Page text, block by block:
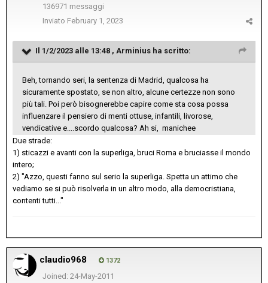
136971 messaggi
Inviato February 1, 2023
Il 1/2/2023 alle 13:48 , Arminius ha scritto:
Beh, tornando seri, la sentenza di Madrid, qualcosa ha
sicuramente spostato, se non altro, alcune certezze non sono
più tali. Poi però bisognerebbe capire come sta cosa possa
influenzare il pensiero di menti ottuse, infantili, livorose,
vendicative e....scordo qualcosa? Ah si, manichee
Due strade:
1) sticazzi e avanti con la superliga, bruci Roma e bruciasse il mondo
intero;
2) "Azzo, questi fanno sul serio la superliga. Spetta un attimo che
vediamo se si può risolverla in un altro modo, alla democristiana,
contenti tutti..."
claudio968 1372
Joined: 24-May-2011